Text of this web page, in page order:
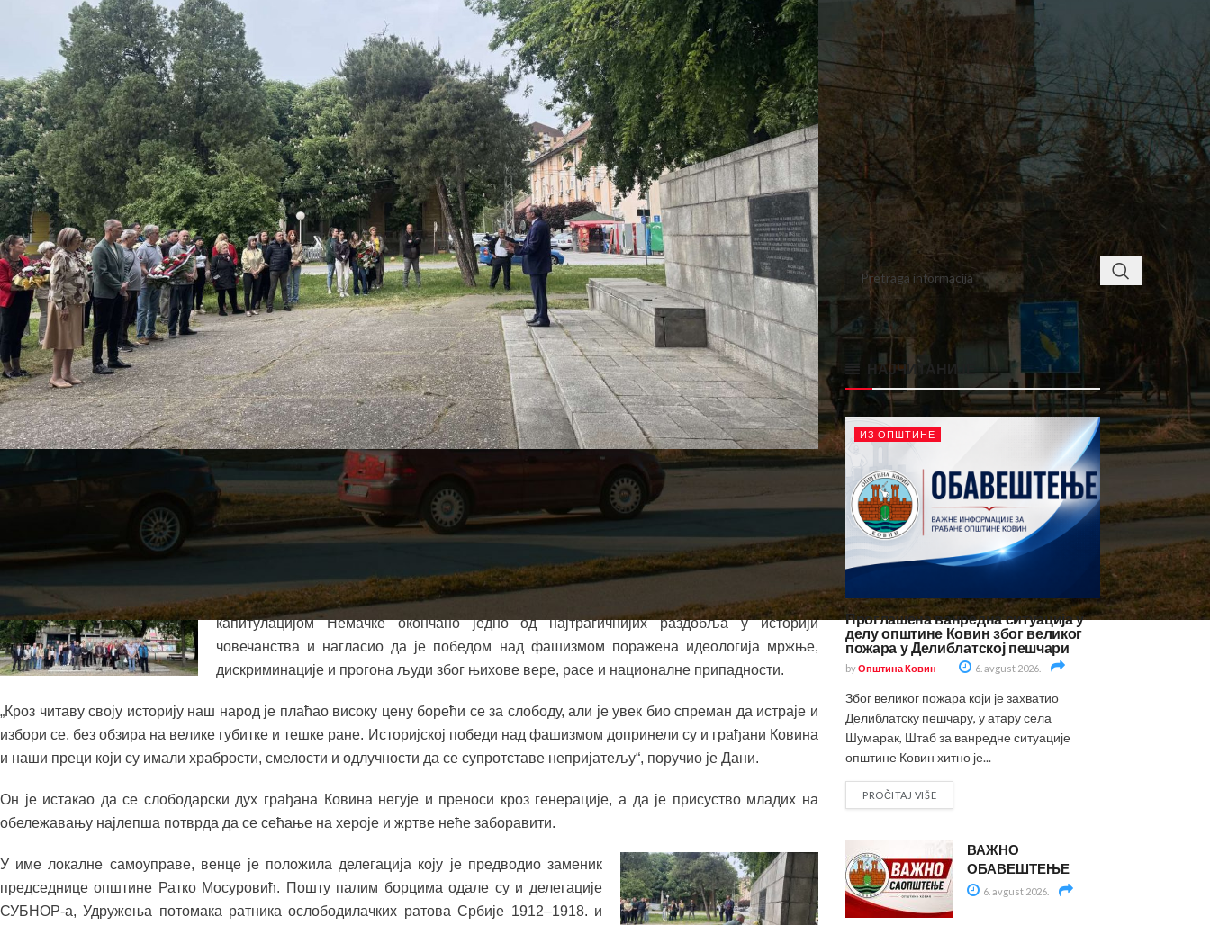
Полагањем венаца крај спомен-обележја палим борцима Народноослободилачке борбе у Другом светском рату, у
Ковину је свечано обележен 9. мај – Дан победе над фашизмом. Тим поводом, венци и цвеће положени су и крај
споменика руском пилоту Николају Ускову, који је страдао у борбама за ослобођење овог краја.
На централном месту обележавања, код Споменика палим борцима НОБ-а, присутнима
се обратио Золтан Дани, председник ОО СУБНОР Ковин. Он је подсетио да је
капитулацијом Немачке окончано једно од најтрагичнијих раздобља у историји
човечанства и нагласио да је победом над фашизмом поражена идеологија мржње,
дискриминације и прогона људи због њихове вере, расе и националне припадности.
„Кроз читаву своју историју наш народ је плаћао високу цену борећи се за слободу, али је увек био спреман да истраје и
избори се, без обзира на велике губитке и тешке ране. Историјској победи над фашизмом допринели су и грађани Ковина
и наши преци који су имали храбрости, смелости и одлучности да се супротставе непријатељу“, поручио је Дани.
Он је истакао да се слободарски дух грађана Ковина негује и преноси кроз генерације, а да је присуство младих на
обележавању најлепша потврда да се сећање на хероје и жртве неће заборавити.
У име локалне самоуправе, венце је положила делегација коју је предводио заменик
председнице општине Ратко Мосуровић. Пошту палим борцима одале су и делегације
СУБНОР-а, Удружења потомака ратника ослободилачких ратова Србије 1912–1918. и
4 6 9
11 12 13 14 15
18 19 20 21 22 23 24
25 26 27 28 29 30
31
« apr
jun »
< class="widget-title">ПРОНАЂИТЕ
НАЈЧИТАНИЈЕ
ИЗ ОПШТИНЕ
Проглашена ванредна ситуација у
делу општине Ковин због великог
пожара у Делиблатској пешчари
byОпштина Ковин 6. avgust 2026.
Због великог пожара који је захватио
Делиблатску пешчару, у атару села
Шумарак, Штаб за ванредне ситуације
општине Ковин хитно је...
PROČITAJ VIŠE
ВАЖНО
ОБАВЕШТЕЊЕ
6. avgust 2026.